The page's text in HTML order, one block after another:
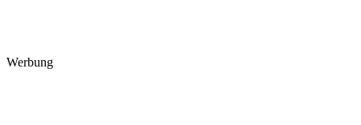
Werbung